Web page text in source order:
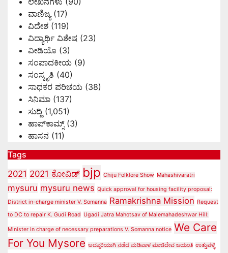
ವಾಣಿಜ್ಯ(17)
ವಿದೇಶ (119)
ವಿದ್ಯಾರ್ಥಿ ವಿಶೇಷ (23)
ವೀಡಿಯೊ (3)
ಸಂಪಾದಕೀಯ (9)
ಸಂಸ್ಕೃತಿ (40)
ಸಾಧಕರ ಪರಿಚಯ (38)
ಸಿನಿಮಾ (137)
ಸುದ್ದಿ (1,051)
ಹಾಪ್‌ಕಾಮ್ಸ್‌(3)
ಹಾಸನ (11)
Tags
2021 2021 ಕೋವಿಡ್‌ bjp Chiju Folklore Show Mahashivaratri
mysuru mysuru news Quick approval for housing facility proposal:
District in-charge minister V. Somanna Ramakrishna Mission Request
to DC to repair K. Gudi Road Ugadi Jatra Mahotsav of Malemahadeshwar Hill:
Minister in charge of necessary preparations V. Somanna notice We Care
For You Mysore ಅದ್ದೂರಿಯಾಗಿ ನಡೆದ ಮಡಿವಾಳ ಮಾಚಿದೇವ ಜಯಂತಿ ಉತ್ತುವಳ್ಳಿ